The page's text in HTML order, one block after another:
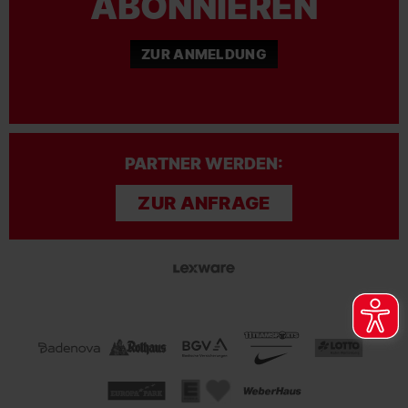
ZUR ANMELDUNG
PARTNER WERDEN:
ZUR ANFRAGE